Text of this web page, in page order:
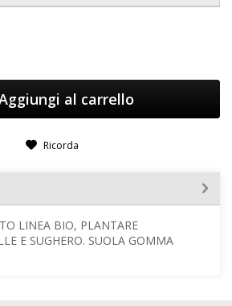
al carrello
Ricorda
LINEA BIO, PLANTARE
E SUGHERO. SUOLA GOMMA